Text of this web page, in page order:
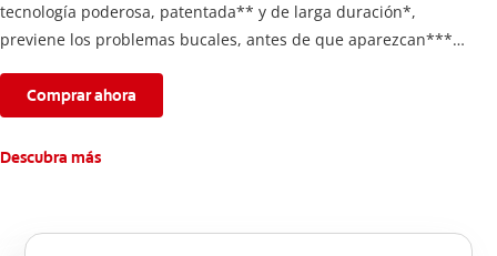
tecnología poderosa, patentada** y de larga duración*,
previene los problemas bucales, antes de que aparezcan****.
completa limpieza dental.
*Con el cepillado 2 veces por día y uso continuo por 4
semanas.
comunes causados por bacterias como: placa, caries, sarro y
Comprar ahora
Descubra más